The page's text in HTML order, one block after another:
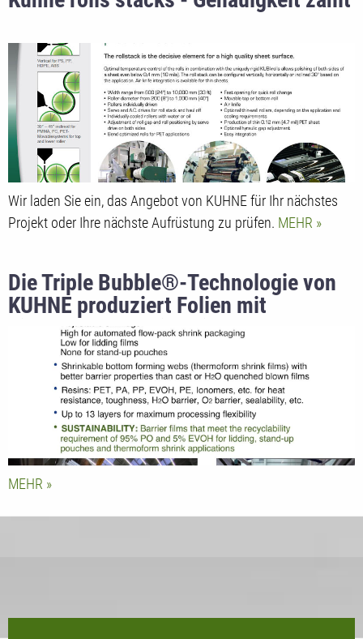
Wir laden Sie ein, das Angebot von KUHNE für Ihr nächstes
Projekt oder Ihre nächste Aufrüstung zu prüfen. MEHR
Die Triple Bubble®-Technologie von
KUHNE produziert Folien mit
Eigenschaften, die kein anderer
Folienextrusionsprozess erreichen
kann.
MEHR